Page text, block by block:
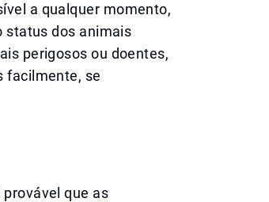
a qualquer momento,
status dos animais
perigosos ou doentes,
facilmente, se
que as